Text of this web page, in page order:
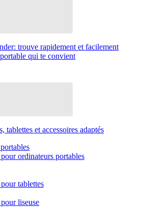
trouve rapidement et facilement
qui te convient
tablettes et accessoires adaptés
ordinateurs portables
tablettes
liseuse